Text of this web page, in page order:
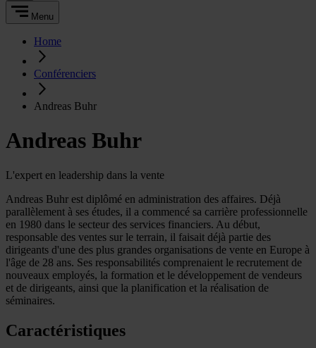
Menu
Home
Conférenciers
Andreas Buhr
Andreas Buhr
L'expert en leadership dans la vente
Andreas Buhr est diplômé en administration des affaires. Déjà
parallèlement à ses études, il a commencé sa carrière professionnelle
en 1980 dans le secteur des services financiers. Au début,
responsable des ventes sur le terrain, il faisait déjà partie des
dirigeants d'une des plus grandes organisations de vente en Europe à
l'âge de 28 ans. Ses responsabilités comprenaient le recrutement de
nouveaux employés, la formation et le développement de vendeurs
et de dirigeants, ainsi que la planification et la réalisation de
séminaires.
Caractéristiques